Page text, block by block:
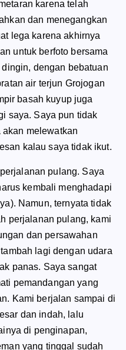
karena telah
dan menegangkan
lega karena akhirnya
untuk berfoto bersama
dengan bebatuan
air terjun Grojogan
basah kuyup juga
saya. Saya pun tidak
melewatkan
kalau saya tidak ikut.
pulang. Saya
kembali menghadapi
Namun, ternyata tidak
perjalanan pulang, kami
dan persawahan
lagi dengan udara
panas. Saya sangat
pemandangan yang
Kami berjalan sampai di
dan indah, lalu
di penginapan,
yang tinggal sudah